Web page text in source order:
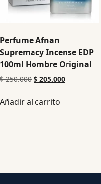
Perfume Afnan
Supremacy Incense EDP
100ml Hombre Original
$250.000 $ 205.000
Añadir al carrito